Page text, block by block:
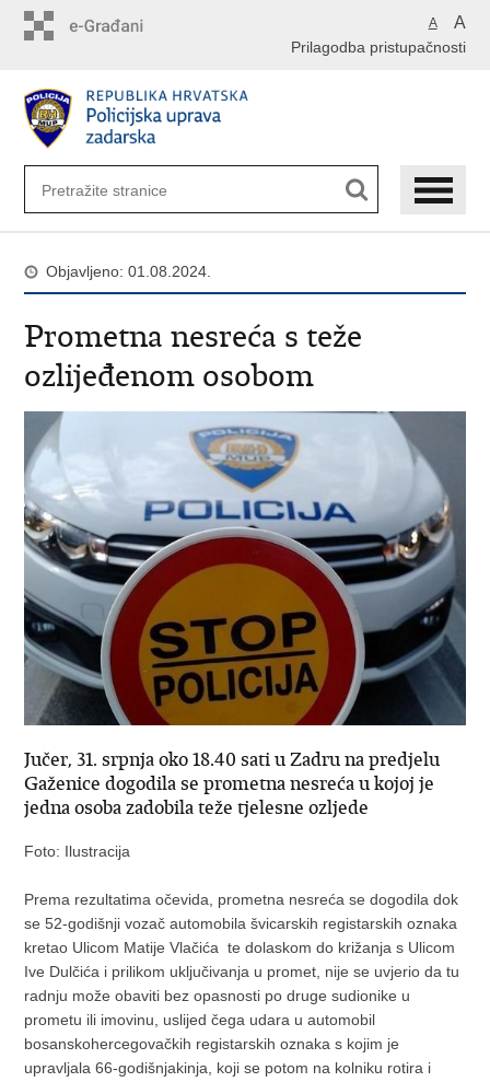
A A
Prilagodba pristupačnosti
Objavljeno: 01.08.2024.
Prometna nesreća s teže
ozlijeđenom osobom
Jučer, 31. srpnja oko 18.40 sati u Zadru na predjelu
Gaženice dogodila se prometna nesreća u kojoj je
jedna osoba zadobila teže tjelesne ozljede
Foto: Ilustracija
Prema rezultatima očevida, prometna nesreća se dogodila dok
se 52-godišnji vozač automobila švicarskih registarskih oznaka
kretao Ulicom Matije Vlačića te dolaskom do križanja s Ulicom
Ive Dulčića i prilikom uključivanja u promet, nije se uvjerio da tu
radnju može obaviti bez opasnosti po druge sudionike u
prometu ili imovinu, uslijed čega udara u automobil
bosanskohercegovačkih registarskih oznaka s kojim je
upravljala 66-godišnjakinja, koji se potom na kolniku rotira i